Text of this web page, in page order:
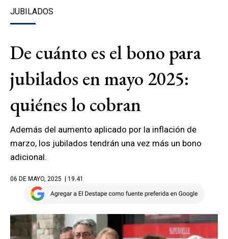
JUBILADOS
De cuánto es el bono para
jubilados en mayo 2025:
quiénes lo cobran
Además del aumento aplicado por la inflación de
marzo, los jubilados tendrán una vez más un bono
adicional.
06 DE MAYO, 2025 | 19.41